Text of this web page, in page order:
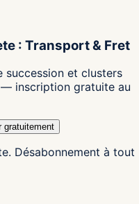
: Transport & Fret
succession et clusters
inscription gratuite au
gratuitement
Désabonnement à tout